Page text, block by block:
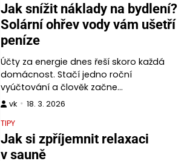
Jak snížit náklady na bydlení?
Solární ohřev vody vám ušetří
peníze
Účty za energie dnes řeší skoro každá
domácnost. Stačí jedno roční
vyúčtování a člověk začne…
vk
18. 3. 2026
TIPY
Jak si zpříjemnit relaxaci
v sauně